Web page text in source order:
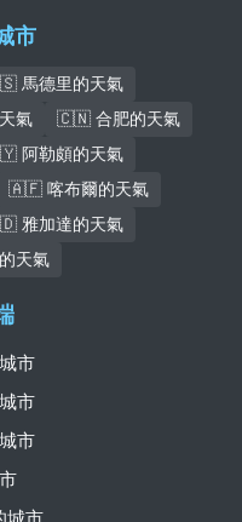
市
馬德里的天氣
氣
🇨🇳 合肥的天氣
阿勒頗的天氣
🇦🇫 喀布爾的天氣
雅加達的天氣
天氣
市
市
市
城市